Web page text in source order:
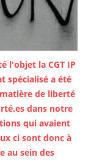
l'objet la CGT IP
spécialisé a été
de liberté
dans notre
qui avaient
ci sont donc à
au sein des